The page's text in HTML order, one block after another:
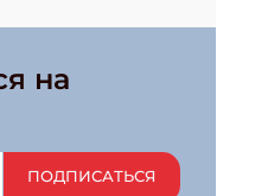
на
ПОДПИСАТЬСЯ